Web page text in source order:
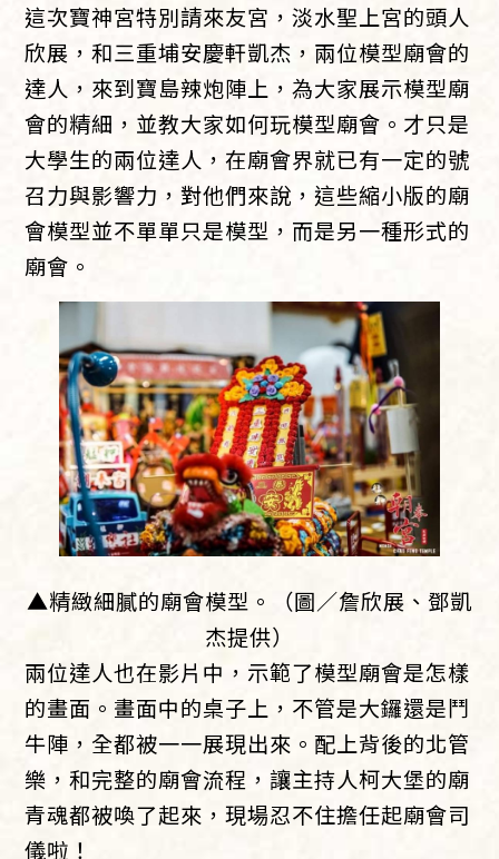
這次寶神宮特別請來友宮，淡水聖上宮的頭人
欣展，和三重埔安慶軒凱杰，兩位模型廟會的
達人，來到寶島辣炮陣上，為大家展示模型廟
會的精細，並教大家如何玩模型廟會。才只是
大學生的兩位達人，在廟會界就已有一定的號
召力與影響力，對他們來說，這些縮小版的廟
會模型並不單單只是模型，而是另一種形式的
廟會。
▲精緻細膩的廟會模型。（圖／詹欣展、鄧凱
杰提供）
兩位達人也在影片中，示範了模型廟會是怎樣
的畫面。畫面中的桌子上，不管是大鑼還是鬥
牛陣，全都被一一展現出來。配上背後的北管
樂，和完整的廟會流程，讓主持人柯大堡的廟
青魂都被喚了起來，現場忍不住擔任起廟會司
儀啦！